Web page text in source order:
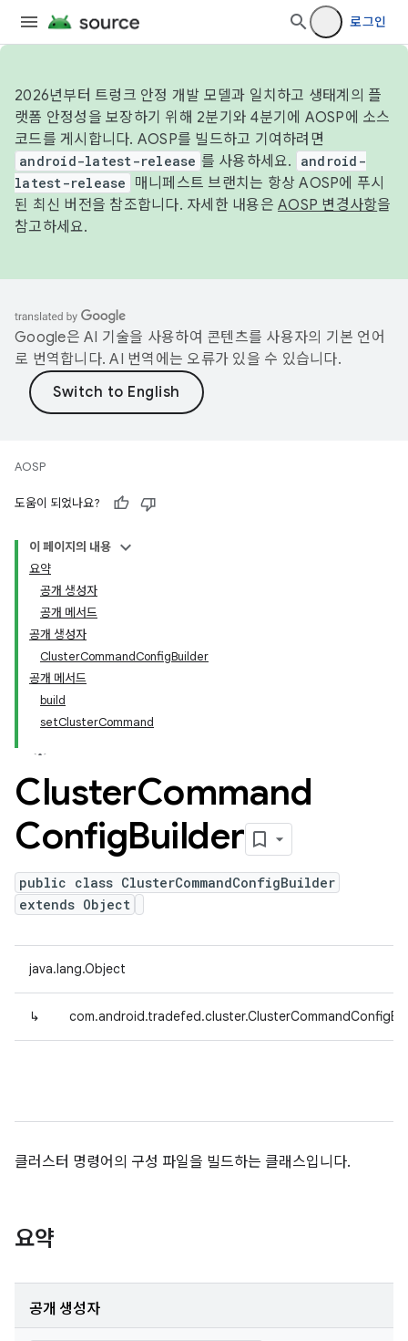
로그인
2026년부터 트렁크 안정 개발 모델과 일치하고 생태계의 플
랫폼 안정성을 보장하기 위해 2분기와 4분기에 AOSP에 소스
코드를 게시합니다. AOSP를 빌드하고 기여하려면
android-latest-release 를 사용하세요.
android-
latest-release
매니페스트 브랜치는 항상 AOSP에 푸시
된 최신 버전을 참조합니다. 자세한 내용은 AOSP 변경사항을
참고하세요.
Google은 AI 기술을 사용하여 콘텐츠를 사용자의 기본 언어
로 번역합니다. AI 번역에는 오류가 있을 수 있습니다.
AOSP
도움이 되었나요?
이 페이지의 내용
요약
공개 생성자
공개 메서드
공개 생성자
ClusterCommandConfigBuilder
공개 메서드
build
setClusterCommand
ClusterCommand
ConfigBuilder
public class ClusterCommandConfigBuilder
extends Object
java.lang.Object
↳
클러스터 명령어의 구성 파일을 빌드하는 클래스입니다.
요약
공개 생성자